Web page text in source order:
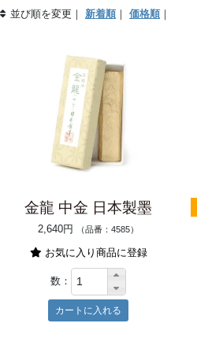
並び順を変更｜ 新着順｜ 価格順｜
金龍 中金 日本製墨
2,640円 （品番：4585）
お気に入り商品に登録
数：